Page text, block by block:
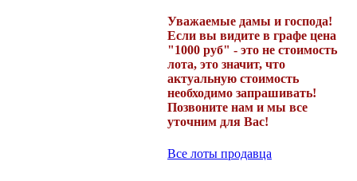
Уважаемые дамы и господа!
Если вы видите в графе цена
"1000 руб" - это не стоимость
лота, это значит, что
актуальную стоимость
необходимо запрашивать!
Позвоните нам и мы все
уточним для Вас!
Все лоты продавца